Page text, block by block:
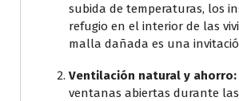
subida de temperaturas, los
refugio en el interior de las
malla dañada es una
Ventilación natural y ahorro:
ventanas abiertas durante